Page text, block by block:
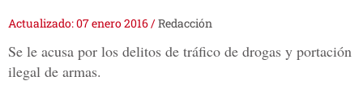
Actualizado: 07 enero 2016/Redacción
Se le acusa por los delitos de tráfico de drogas y portación
ilegal de armas.